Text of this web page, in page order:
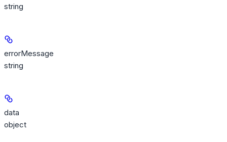
string
errorMessage
string
data
object